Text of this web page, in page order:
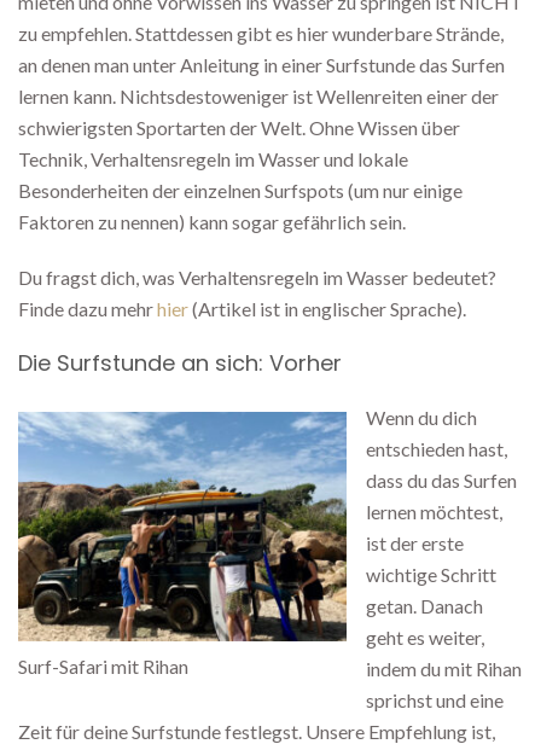
zu empfehlen. Stattdessen gibt es hier wunderbare Strände,
an denen man unter Anleitung in einer Surfstunde das Surfen
lernen kann. Nichtsdestoweniger ist Wellenreiten einer der
schwierigsten Sportarten der Welt. Ohne Wissen über
Technik, Verhaltensregeln im Wasser und lokale
Besonderheiten der einzelnen Surfspots (um nur einige
Faktoren zu nennen) kann sogar gefährlich sein.
Du fragst dich, was Verhaltensregeln im Wasser bedeutet?
Finde dazu mehrhier(Artikel ist in englischer Sprache).
Die Surfstunde an sich: Vorher
Surf-Safari mit Rihan
Wenn du dich
entschieden hast,
dass du das Surfen
lernen möchtest,
ist der erste
wichtige Schritt
getan. Danach
geht es weiter,
indem du mit Rihan
sprichst und eine
Zeit für deine Surfstunde festlegst. Unsere Empfehlung ist,